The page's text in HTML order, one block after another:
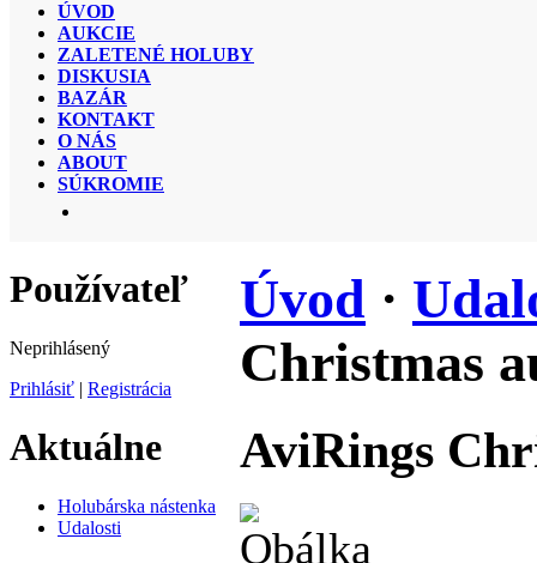
ÚVOD
AUKCIE
ZALETENÉ HOLUBY
DISKUSIA
BAZÁR
KONTAKT
O NÁS
ABOUT
SÚKROMIE
Používateľ
Neprihlásený
Prihlásiť | Registrácia
Aktuálne
Holubárska nástenka
Udalosti
Úvod ·
Christmas
AviRings